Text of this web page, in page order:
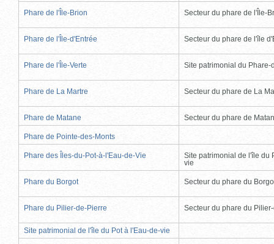
Phare de l'Île-Brion Secteur du phare de l'Île-
Phare de l'Île-d'Entrée Secteur du phare de l'île
Phare de l'Île-Verte Site patrimonial du Phare-
Phare de La Martre Secteur du phare de La
Phare de Matane Secteur du phare de
Phare de Pointe-des-Monts
Phare des Îles-du-Pot-à-l'Eau-de-Vie
Site patrimonial de l'île du
vie
Phare du Borgot Secteur du phare du
Phare du Pilier-de-Pierre Secteur du phare du
Site patrimonial de l'île du Pot à l'Eau-de-vie